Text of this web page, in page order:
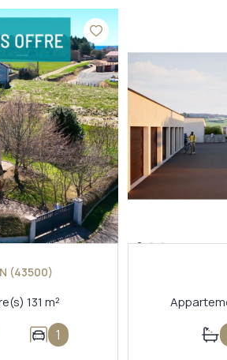
(43500)
Maison 5 pièce(s) 3 chambre(s) 131 m²
1